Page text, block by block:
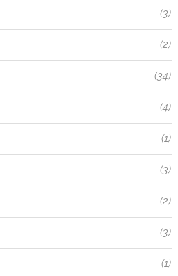
(3)
(2)
(34)
(4)
(1)
(3)
(2)
(3)
(1)